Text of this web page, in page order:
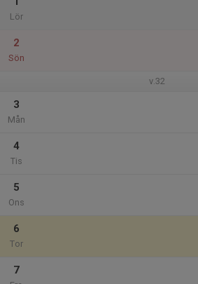
Lör
2
Sön
v.32
3
Mån
4
Tis
5
Ons
6
Tor
7